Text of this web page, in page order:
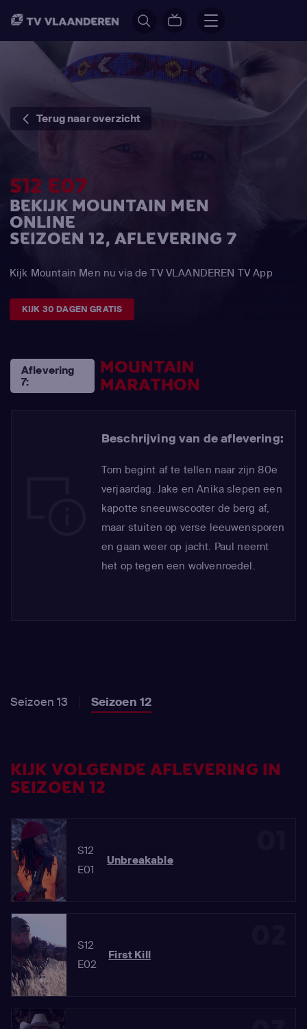
Terug naar overzicht
S12 E07
BEKIJK MOUNTAIN MEN
ONLINE
SEIZOEN 12, AFLEVERING 7
Kijk Mountain Men nu via de TV VLAANDEREN TV App
KIJK 30 DAGEN GRATIS
Aflevering
7:
MOUNTAIN
MARATHON
Beschrijving van de aflevering:
Tom begint af te tellen naar zijn 80e
verjaardag. Jake en Anika slepen een
kapotte sneeuwscooter de berg af,
maar stuiten op verse leeuwensporen
en gaan weer op jacht. Paul neemt
het op tegen een wolvenroedel.
Seizoen 13 Seizoen 12
KIJK VOLGENDE AFLEVERING IN
SEIZOEN 12
S12
E01
Unbreakable
S12
E02
First Kill